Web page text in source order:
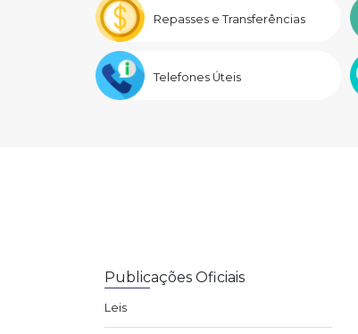
Repasses e Transferências
Telefones Úteis
Publicações Oficiais
Leis